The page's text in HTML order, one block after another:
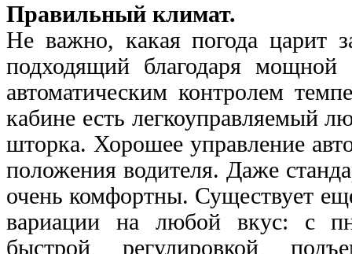
Правильный климат.
Не важно, какая погода царит
подходящий благодаря мощной
автоматическим контролем
кабине есть легкоуправляемый
шторка. Хорошее управление
положения водителя. Даже
очень комфортны. Существует
вариации на любой вкус: с
быстрой регулировкой